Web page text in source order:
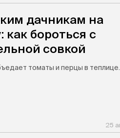
дачникам на
как бороться с
совкой
томаты и перцы в теплице.
25